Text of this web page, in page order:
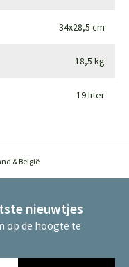
34x28,5 cm
18,5 kg
19 liter
& België
nieuwtjes
op de hoogte te